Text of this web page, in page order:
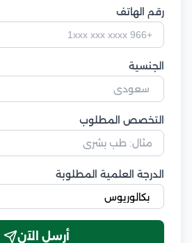
رقم الهاتف
الجنسية
التخصص المطلوب
الدرجة العلمية المطلوبة
أرسل الآن